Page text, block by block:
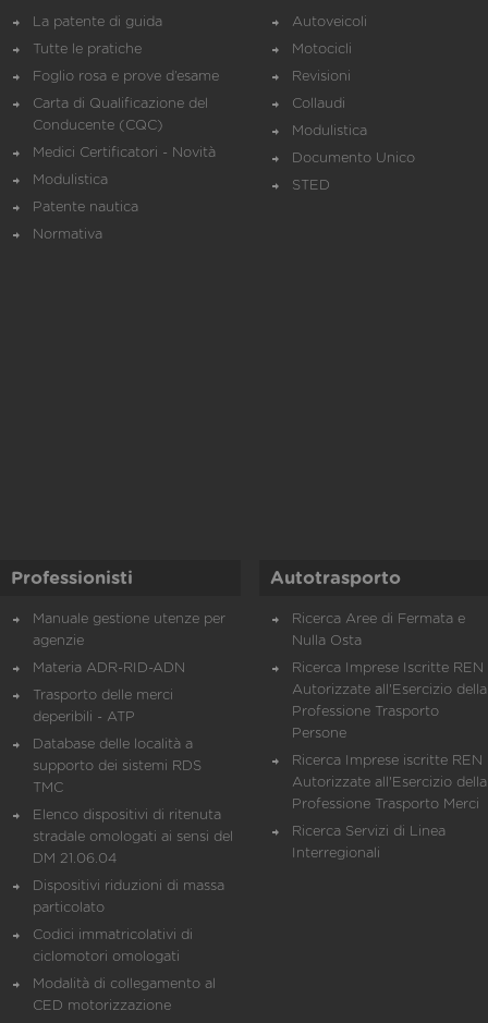
La patente di guida
Tutte le pratiche
Foglio rosa e prove d’esame
Carta di Qualificazione del
Conducente (CQC)
Medici Certificatori - Novità
Modulistica
Patente nautica
Normativa
Autoveicoli
Motocicli
Revisioni
Collaudi
Modulistica
Documento Unico
STED
Professionisti
Manuale gestione utenze per
agenzie
Materia ADR-RID-ADN
Trasporto delle merci
deperibili - ATP
Database delle località a
supporto dei sistemi RDS
TMC
Elenco dispositivi di ritenuta
stradale omologati ai sensi del
DM 21.06.04
Dispositivi riduzioni di massa
particolato
Codici immatricolativi di
ciclomotori omologati
Modalità di collegamento al
CED motorizzazione
Autotrasporto
Ricerca Aree di Fermata e
Nulla Osta
Ricerca Imprese Iscritte REN
Autorizzate all'Esercizio della
Professione Trasporto
Persone
Ricerca Imprese iscritte REN
Autorizzate all'Esercizio della
Professione Trasporto Merci
Ricerca Servizi di Linea
Interregionali